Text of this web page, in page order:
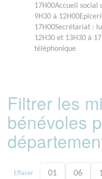
17H00Accueil
9H30 à
17H00Secrétariat :
12H30 et 13H30 à
téléphonique
Filtrer les
bénévoles
Effacer 01 06